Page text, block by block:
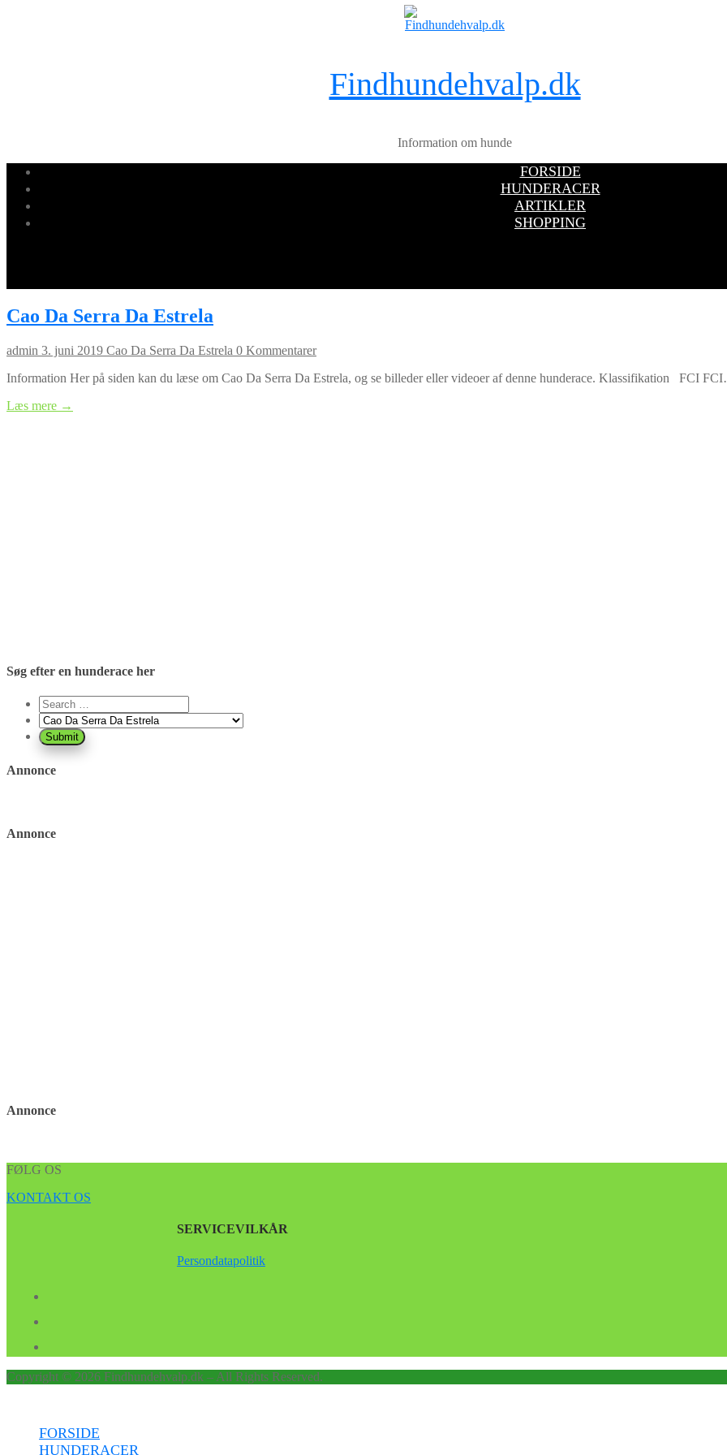
Findhundehvalp.dk
Information om hunde
FORSIDE
HUNDERACER
ARTIKLER
SHOPPING
Cao Da Serra Da Estrela
admin 3. juni 2019 Cao Da Serra Da Estrela 0 Kommentarer
Information Her på siden kan du læse om Cao Da Serra Da Estrela, og se billeder eller videoer af denne hunderace. Klassifikation FCI
Læs mere →
Søg efter en hunderace her
Annonce
Annonce
Annonce
FØLG OS
KONTAKT OS
SERVICEVILKÅR
Persondatapolitik
Copyright © 2026 Findhundehvalp.dk – All Rights Reserved.
FORSIDE
HUNDERACER